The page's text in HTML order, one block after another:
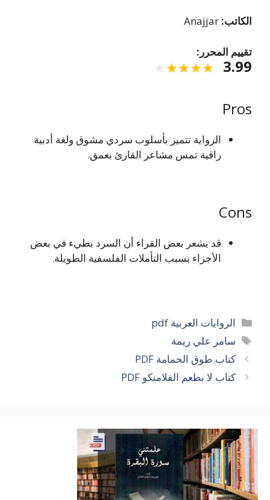
الكاتب: Anajjar
تقييم المحرر:
3.99
Pros
الرواية تتميز بأسلوب سردي مشوق ولغة أدبية
راقية تمس مشاعر القارئ بعمق.
Cons
قد يشعر بعض القراء أن السرد بطيء في بعض
الأجزاء بسبب التأملات الفلسفية الطويلة.
التصنيفات
الروايات العربية pdf
الوسوم
سامر علي ريمة
كتاب طوق الحمامة PDF
كتاب لا بطعم الفلامنكو PDF